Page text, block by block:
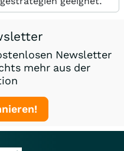
Newsletter
mehr aus der